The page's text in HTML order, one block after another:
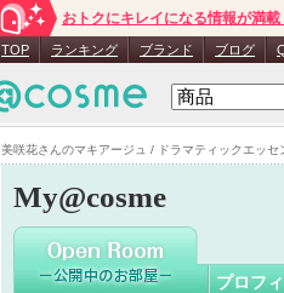
美咲花さんのマキアージュ / ドラマティックエッ
おトクにキレイになる情報が満載
TOP ランキング ブランド ブログ
My@cosme
美咲花さ
プロフ